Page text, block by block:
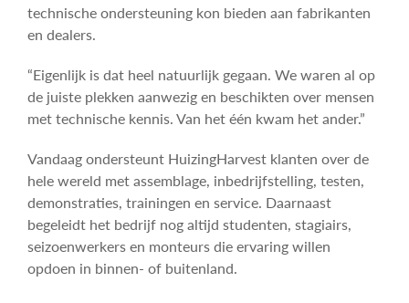
technische ondersteuning kon bieden aan fabrikanten
en dealers.
“Eigenlijk is dat heel natuurlijk gegaan. We waren al op
de juiste plekken aanwezig en beschikten over mensen
met technische kennis. Van het één kwam het ander.”
Vandaag ondersteunt HuizingHarvest klanten over de
hele wereld met assemblage, inbedrijfstelling, testen,
demonstraties, trainingen en service. Daarnaast
begeleidt het bedrijf nog altijd studenten, stagiairs,
seizoenwerkers en monteurs die ervaring willen
opdoen in binnen- of buitenland.